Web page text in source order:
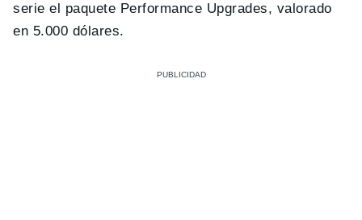
serie el paquete Performance Upgrades, valorado
en 5.000 dólares.